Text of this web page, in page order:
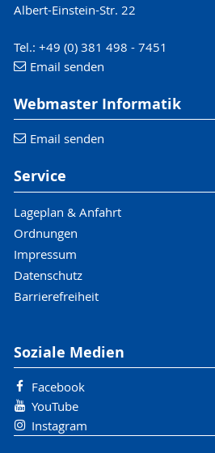
Albert-Einstein-Str. 22
Tel.: +49 (0) 381 498 - 7451
Email senden
Webmaster Informatik
Email senden
Service
Lageplan & Anfahrt
Ordnungen
Impressum
Datenschutz
Barrierefreiheit
Soziale Medien
Facebook
YouTube
Instagram